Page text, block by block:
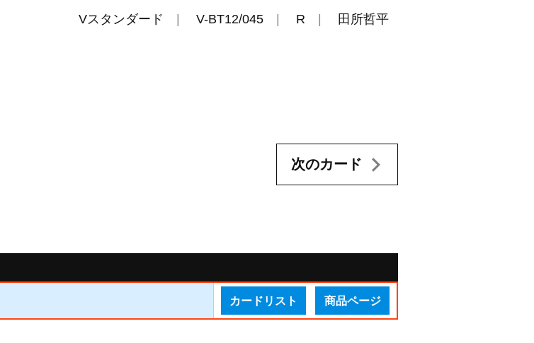
Vスタンダード V-BT12/045 R 田所哲平
次のカード
カードリスト 商品ページ